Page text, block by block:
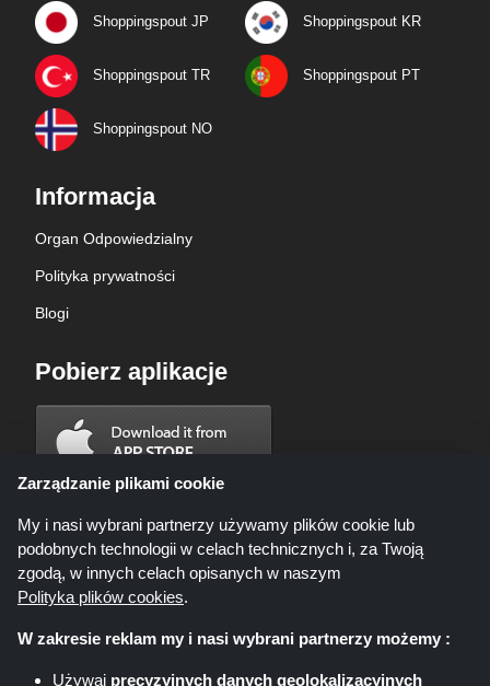
Shoppingspout JP Shoppingspout KR
Shoppingspout TR Shoppingspout PT
Shoppingspout NO
Informacja
Organ Odpowiedzialny
Polityka prywatności
Blogi
Pobierz aplikacje
Zarządzanie plikami cookie
My i nasi wybrani partnerzy używamy plików cookie lub
podobnych technologii w celach technicznych i, za Twoją
zgodą, w innych celach opisanych w naszym
Polityka plików cookies.
W zakresie reklam my i nasi wybrani partnerzy możemy :
Używaj precyzyjnych danych geolokalizacyjnych